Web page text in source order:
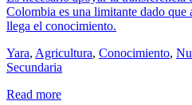
Colombia es una limitante dado que
llega el conocimiento.
Yara, Agricultura, Conocimiento,
Secundaria
Read more